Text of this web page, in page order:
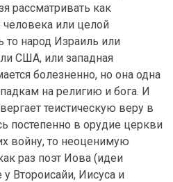
рассматривать как
человека или целой
то народ Израиль или
США, или западная
болезненно, но она одна
на религию и бога. И
теистическую веру в
постепенно в орудие церкви
войну, то неоценимую
раз поэт Иова (идеи
Второисайи, Иисуса и